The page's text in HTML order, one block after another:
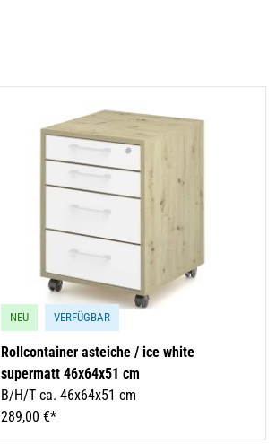
NEU VERFÜGBAR
Rollcontainer asteiche / ice white
supermatt 46x64x51 cm
B/H/T ca. 46x64x51 cm
289,00 €*